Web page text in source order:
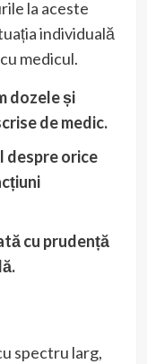
la aceste
individuală
medicul.
dozele și
de medic.
despre orice
cu prudență
spectru larg,